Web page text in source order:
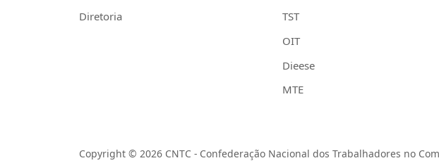
Diretoria
TST
OIT
Dieese
MTE
Copyright © 2026 CNTC - Confederação Nacional dos Trabalhadores no